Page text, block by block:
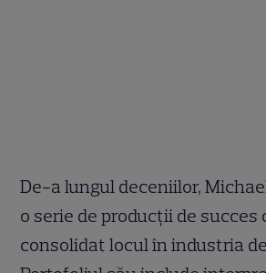
De-a lungul deceniilor,
o serie de producții de succes
consolidat locul în industria